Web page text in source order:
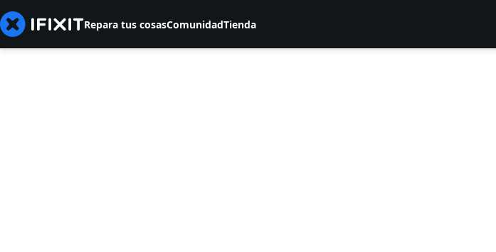
Repara tus cosasComunidadTienda